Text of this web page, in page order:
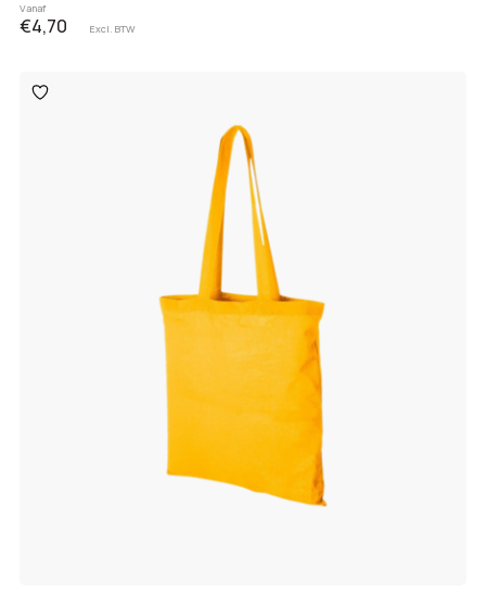
Vanaf
€4,70 Excl. BTW
Toevoegen
aan